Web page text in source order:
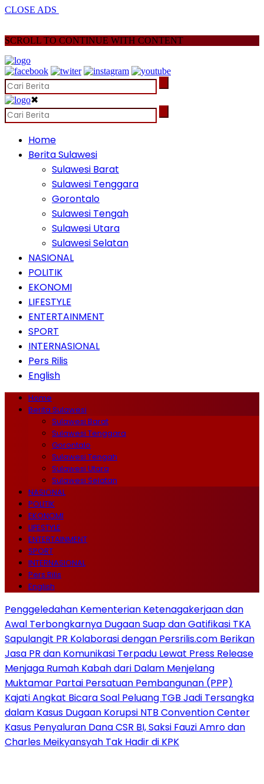
CLOSE ADS
SCROLL TO CONTINUE WITH CONTENT
✖
Home
Berita Sulawesi
Sulawesi Barat
Sulawesi Tenggara
Gorontalo
Sulawesi Tengah
Sulawesi Utara
Sulawesi Selatan
NASIONAL
POLITIK
EKONOMI
LIFESTYLE
ENTERTAINMENT
SPORT
INTERNASIONAL
Pers Rilis
English
Home
Berita Sulawesi
Sulawesi Barat
Sulawesi Tenggara
Gorontalo
Sulawesi Tengah
Sulawesi Utara
Sulawesi Selatan
NASIONAL
POLITIK
EKONOMI
LIFESTYLE
ENTERTAINMENT
SPORT
INTERNASIONAL
Pers Rilis
English
Penggeledahan Kementerian Ketenagakerjaan dan
Awal Terbongkarnya Dugaan Suap dan Gatifikasi TKA
Sapulangit PR Kolaborasi dengan Persrilis.com Berikan
Jasa PR dan Komunikasi Terpadu Lewat Press Release
Menjaga Rumah Kabah dari Dalam Menjelang
Muktamar Partai Persatuan Pembangunan (PPP)
Kajati Angkat Bicara Soal Peluang TGB Jadi Tersangka
dalam Kasus Dugaan Korupsi NTB Convention Center
Kasus Penyaluran Dana CSR BI, Saksi Fauzi Amro dan
Charles Meikyansyah Tak Hadir di KPK